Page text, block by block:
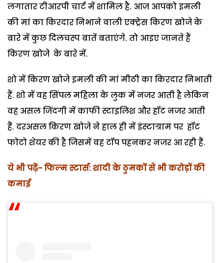
लगातार टीआरपी चार्ट में शामिल है. आज आपको इमली
की मां का किरदार निभाने वाली एक्ट्रेस किरण खोजे के
बारे में कुछ दिलचस्प बातें बताएंगे. तो आइए जानते हैं
किरण खोजे के बारे में.
शो में किरण खोजे इमली की मां मीठी का किरदार निभाती
हैं. शो में वह सिंपल महिला के लुक में नजर आती है लेकिन
वह असल जिंदगी में काफी स्‍टाइलिश और हॉट नजर आती
हैं. दरअसल किरण खोजे ने हाल ही में इंस्टाग्राम पर हॉट
फोटो शेयर की है जिसमें वह टॉप पहनकर नजर आ रही हैं.
ये भी पढ़ें- फिल्म स्टार्स: शादी के ठुमकों से भी करोड़ों की
कमाई